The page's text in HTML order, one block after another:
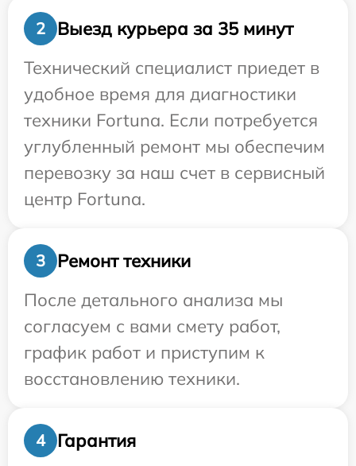
2
Выезд курьера за 35 минут
Технический специалист приедет в
удобное время для диагностики
техники Fortuna. Если потребуется
углубленный ремонт мы обеспечим
перевозку за наш счет в сервисный
центр Fortuna.
3
Ремонт техники
После детального анализа мы
согласуем с вами смету работ,
график работ и приступим к
восстановлению техники.
4 Гарантия